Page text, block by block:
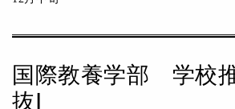
国際教養学部 学校
抜Ⅰ